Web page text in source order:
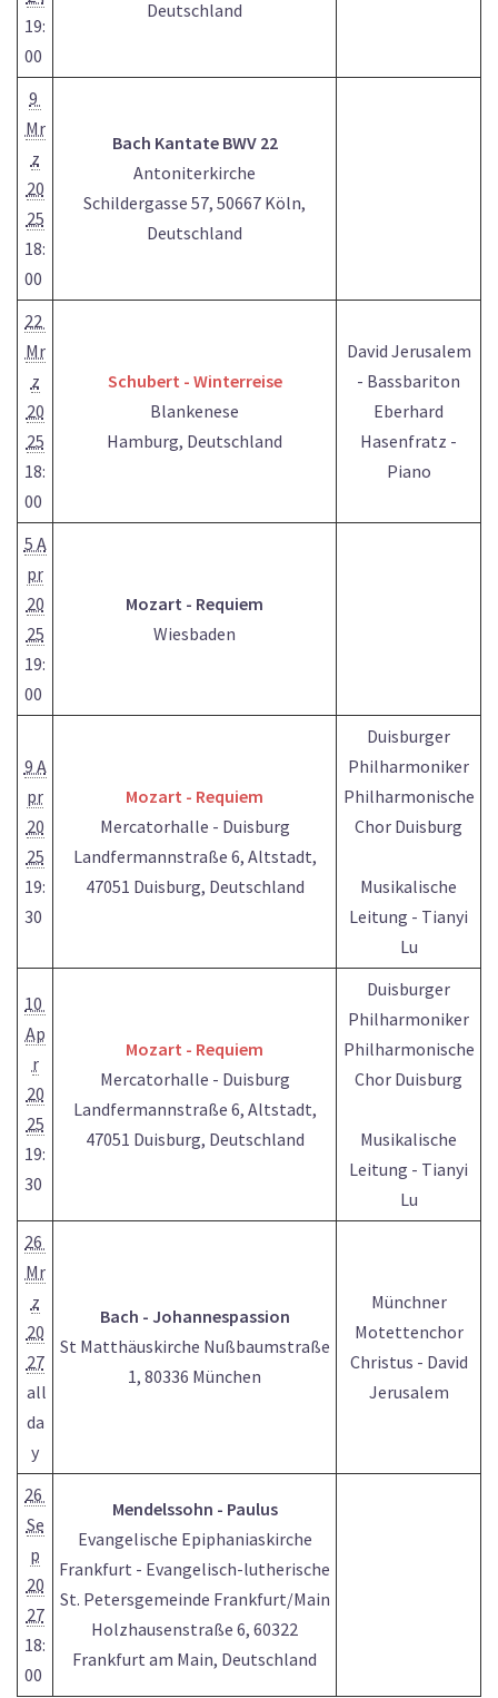
19:
00
Deutschland
9
Mr
z
20
25
18:
00
Bach Kantate BWV 22
Antoniterkirche
Schildergasse 57, 50667 Köln,
Deutschland
22
Mr
z
20
25
18:
00
Schubert - Winterreise
Blankenese
Hamburg, Deutschland
David Jerusalem
- Bassbariton
Eberhard
Hasenfratz -
Piano
5 A
pr
20
25
19:
00
Mozart - Requiem
Wiesbaden
9 A
pr
20
25
19:
30
Mozart - Requiem
Mercatorhalle - Duisburg
Landfermannstraße 6, Altstadt,
47051 Duisburg, Deutschland
Duisburger
Philharmoniker
Philharmonische
Chor Duisburg
Musikalische
Leitung - Tianyi
Lu
10
Ap
r
20
25
19:
30
Mozart - Requiem
Mercatorhalle - Duisburg
Landfermannstraße 6, Altstadt,
47051 Duisburg, Deutschland
Duisburger
Philharmoniker
Philharmonische
Chor Duisburg
Musikalische
Leitung - Tianyi
Lu
26
Mr
z
20
27
all
da
y
Bach - Johannespassion
St Matthäuskirche Nußbaumstraße
1, 80336 München
Münchner
Motettenchor
Christus - David
Jerusalem
26
Se
p
20
27
18:
00
Mendelssohn - Paulus
Evangelische Epiphaniaskirche
Frankfurt - Evangelisch-lutherische
St. Petersgemeinde Frankfurt/Main
Holzhausenstraße 6, 60322
Frankfurt am Main, Deutschland